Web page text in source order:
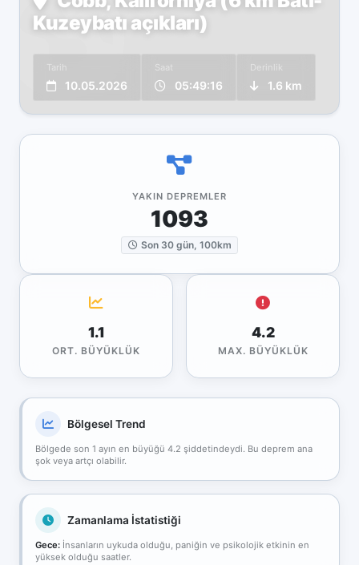
Kuzeybatı açıkları)
Tarih
10.05.2026
Saat
05:49:16
Derinlik
1.6 km
YAKIN DEPREMLER
1093
Son 30 gün, 100km
1.1
ORT. BÜYÜKLÜK
4.2
MAX. BÜYÜKLÜK
Bölgesel Trend
Bölgede son 1 ayın en büyüğü 4.2 şiddetindeydi. Bu deprem ana
şok veya artçı olabilir.
Zamanlama İstatistiği
Gece: İnsanların uykuda olduğu, paniğin ve psikolojik etkinin en
yüksek olduğu saatler.